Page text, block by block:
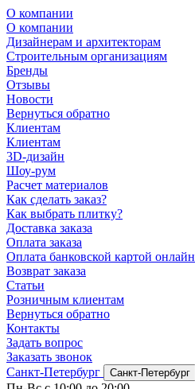
О компании
О компании
Дизайнерам и архитекторам
Строительным организациям
Бренды
Отзывы
Новости
Вернуться обратно
Клиентам
Клиентам
3D-дизайн
Шоу-рум
Расчет материалов
Как сделать заказ?
Как выбрать плитку?
Доставка заказа
Оплата заказа
Оплата банковской картой онлайн
Возврат заказа
Статьи
Розничным клиентам
Вернуться обратно
Контакты
Задать вопрос
Заказать звонок
Санкт-Петербург
Санкт-Петербург